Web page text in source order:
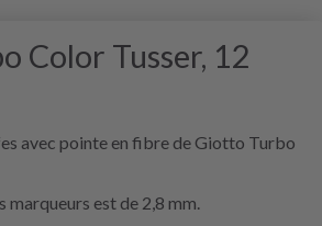
Color Tusser, 12
avec pointe en fibre de Giotto Turbo
marqueurs est de 2,8 mm.